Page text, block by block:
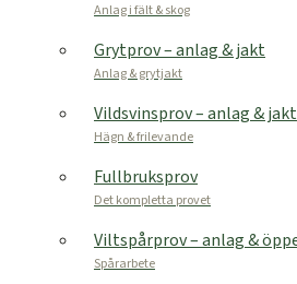
Anlag i fält & skog
Grytprov – anlag & jakt
Anlag & grytjakt
Vildsvinsprov – anlag & jakt
Hägn & frilevande
Fullbruksprov
Det kompletta provet
Viltspårprov – anlag &
Spårarbete